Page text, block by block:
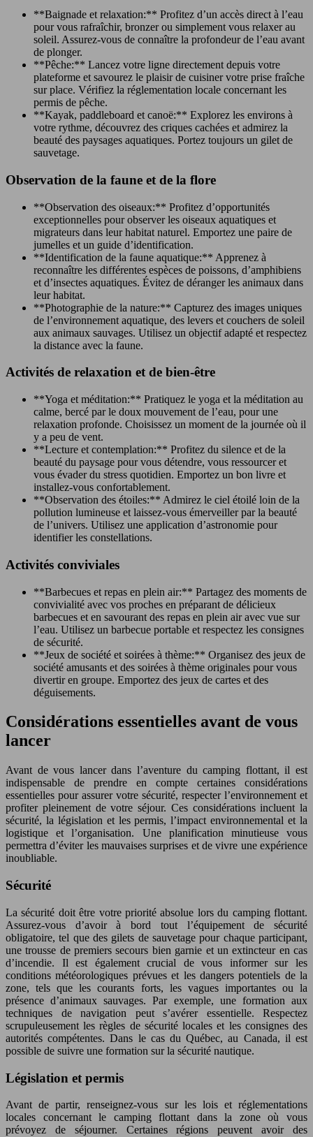
**Baignade et relaxation:** Profitez d’un accès direct à l’eau
pour vous rafraîchir, bronzer ou simplement vous relaxer au
soleil. Assurez-vous de connaître la profondeur de l’eau avant
de plonger.
**Pêche:** Lancez votre ligne directement depuis votre
plateforme et savourez le plaisir de cuisiner votre prise fraîche
sur place. Vérifiez la réglementation locale concernant les
permis de pêche.
**Kayak, paddleboard et canoë:** Explorez les environs à
votre rythme, découvrez des criques cachées et admirez la
beauté des paysages aquatiques. Portez toujours un gilet de
sauvetage.
Observation de la faune et de la flore
**Observation des oiseaux:** Profitez d’opportunités
exceptionnelles pour observer les oiseaux aquatiques et
migrateurs dans leur habitat naturel. Emportez une paire de
jumelles et un guide d’identification.
**Identification de la faune aquatique:** Apprenez à
reconnaître les différentes espèces de poissons, d’amphibiens
et d’insectes aquatiques. Évitez de déranger les animaux dans
leur habitat.
**Photographie de la nature:** Capturez des images uniques
de l’environnement aquatique, des levers et couchers de soleil
aux animaux sauvages. Utilisez un objectif adapté et respectez
la distance avec la faune.
Activités de relaxation et de bien-être
**Yoga et méditation:** Pratiquez le yoga et la méditation au
calme, bercé par le doux mouvement de l’eau, pour une
relaxation profonde. Choisissez un moment de la journée où il
y a peu de vent.
**Lecture et contemplation:** Profitez du silence et de la
beauté du paysage pour vous détendre, vous ressourcer et
vous évader du stress quotidien. Emportez un bon livre et
installez-vous confortablement.
**Observation des étoiles:** Admirez le ciel étoilé loin de la
pollution lumineuse et laissez-vous émerveiller par la beauté
de l’univers. Utilisez une application d’astronomie pour
identifier les constellations.
Activités conviviales
**Barbecues et repas en plein air:** Partagez des moments de
convivialité avec vos proches en préparant de délicieux
barbecues et en savourant des repas en plein air avec vue sur
l’eau. Utilisez un barbecue portable et respectez les consignes
de sécurité.
**Jeux de société et soirées à thème:** Organisez des jeux de
société amusants et des soirées à thème originales pour vous
divertir en groupe. Emportez des jeux de cartes et des
déguisements.
Considérations essentielles avant de vous
lancer
Avant de vous lancer dans l’aventure du camping flottant, il est
indispensable de prendre en compte certaines considérations
essentielles pour assurer votre sécurité, respecter l’environnement et
profiter pleinement de votre séjour. Ces considérations incluent la
sécurité, la législation et les permis, l’impact environnemental et la
logistique et l’organisation. Une planification minutieuse vous
permettra d’éviter les mauvaises surprises et de vivre une expérience
inoubliable.
Sécurité
La sécurité doit être votre priorité absolue lors du camping flottant.
Assurez-vous d’avoir à bord tout l’équipement de sécurité
obligatoire, tel que des gilets de sauvetage pour chaque participant,
une trousse de premiers secours bien garnie et un extincteur en cas
d’incendie. Il est également crucial de vous informer sur les
conditions météorologiques prévues et les dangers potentiels de la
zone, tels que les courants forts, les vagues importantes ou la
présence d’animaux sauvages. Par exemple, une formation aux
techniques de navigation peut s’avérer essentielle. Respectez
scrupuleusement les règles de sécurité locales et les consignes des
autorités compétentes. Dans le cas du Québec, au Canada, il est
possible de suivre une formation sur la sécurité nautique.
Législation et permis
Avant de partir, renseignez-vous sur les lois et réglementations
locales concernant le camping flottant dans la zone où vous
prévoyez de séjourner. Certaines régions peuvent avoir des